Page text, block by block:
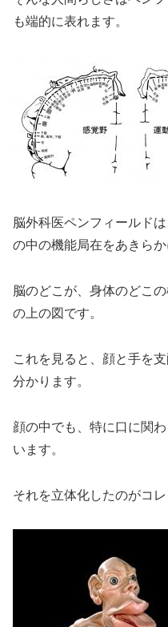
も端的に表れます。
脳外科医ペンフィールド
の中の機能局在をあきらか
脳のどこが、身体のどこ
の上の図です。
これを見ると、顔と手を
分かります。
顔の中でも、特に口に関
います。
それを立体化したのがコレ